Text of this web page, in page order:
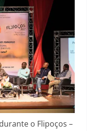
o Flipoços –